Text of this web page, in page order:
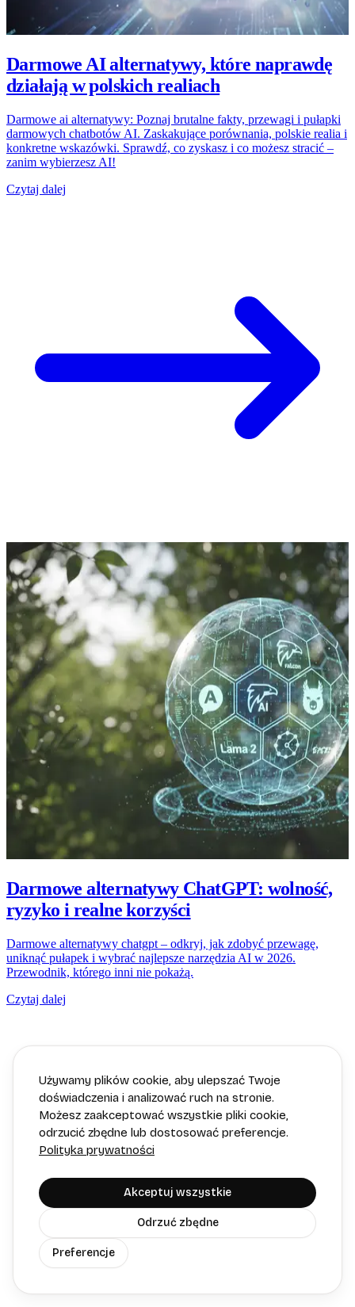
Używamy plików cookie, aby ulepszać Twoje
doświadczenia i analizować ruch na stronie.
Możesz zaakceptować wszystkie pliki cookie,
odrzucić zbędne lub dostosować preferencje.
Polityka prywatności
Akceptuj wszystkie
Odrzuć zbędne
Preferencje
Darmowe AI alternatywy, które naprawdę
działają w polskich realiach
Darmowe ai alternatywy: Poznaj brutalne fakty, przewagi i pułapki
darmowych chatbotów AI. Zaskakujące porównania, polskie realia i
konkretne wskazówki. Sprawdź, co zyskasz i co możesz stracić –
zanim wybierzesz AI!
Czytaj dalej
Darmowe alternatywy ChatGPT: wolność,
ryzyko i realne korzyści
Darmowe alternatywy chatgpt – odkryj, jak zdobyć przewagę,
uniknąć pułapek i wybrać najlepsze narzędzia AI w 2026.
Przewodnik, którego inni nie pokażą.
Czytaj dalej